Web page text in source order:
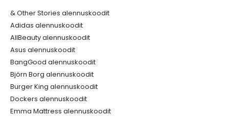
& Other Stories alennuskoodit
Adidas alennuskoodit
AllBeauty alennuskoodit
Asus alennuskoodit
BangGood alennuskoodit
Björn Borg alennuskoodit
Burger King alennuskoodit
Dockers alennuskoodit
Emma Mattress alennuskoodit